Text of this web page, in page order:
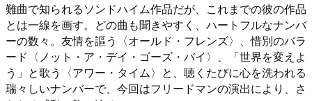
難曲で知られるソンドハイム作品だが、これまでの彼の作品
とは一線を画す。どの曲も聞きやすく、ハートフルなナンバ
ーの数々。友情を謳う〈オールド・フレンズ〉、惜別のバラ
ード〈ノット・ア・デイ・ゴーズ・バイ〉、「世界を変えよ
う」と歌う〈アワー・タイム〉と、聴くたびに心を洗われる
瑞々しいナンバーで、今回はフリードマンの演出により、さ